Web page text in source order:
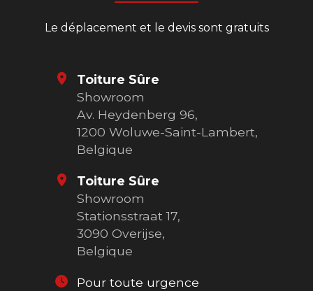
Le déplacement et le devis sont gratuits
Toiture Sûre
Showroom
Av. Heydenberg 96,
1200 Woluwe-Saint-Lambert,
Belgique
Toiture Sûre
Showroom
Stationsstraat 17,
3090 Overijse,
Belgique
Pour toute urgence